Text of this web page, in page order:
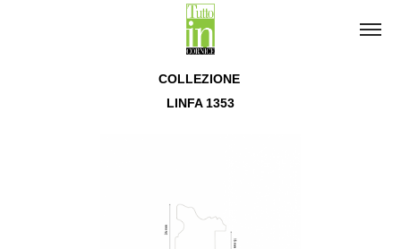
COLLEZIONE
LINFA 1353